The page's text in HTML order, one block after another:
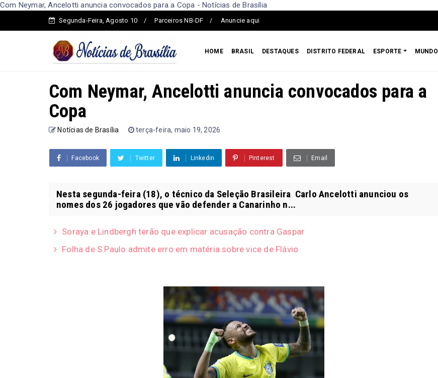
Com Neymar, Ancelotti anuncia convocados para a Copa - Notícias de Brasília
Segunda-Feira, Agosto 10 Parceiros NB-DF Anuncie aqui
HOME BRASIL DESTAQUES DISTRITO FEDERAL ESPORTE MUNDO
Com Neymar, Ancelotti anuncia convocados para a
Copa
Notícias de Brasília terça-feira, maio 19, 2026
Facebook Twitter Linkedin Pinterest Email
Nesta segunda-feira (18), o técnico da Seleção Brasileira Carlo Ancelotti anunciou os
nomes dos 26 jogadores que vão defender a Canarinho n...
Soraya e Lindbergh terão que explicar acusação contra Gaspar
Folha de S.Paulo admite erro em matéria sobre vice de Flávio